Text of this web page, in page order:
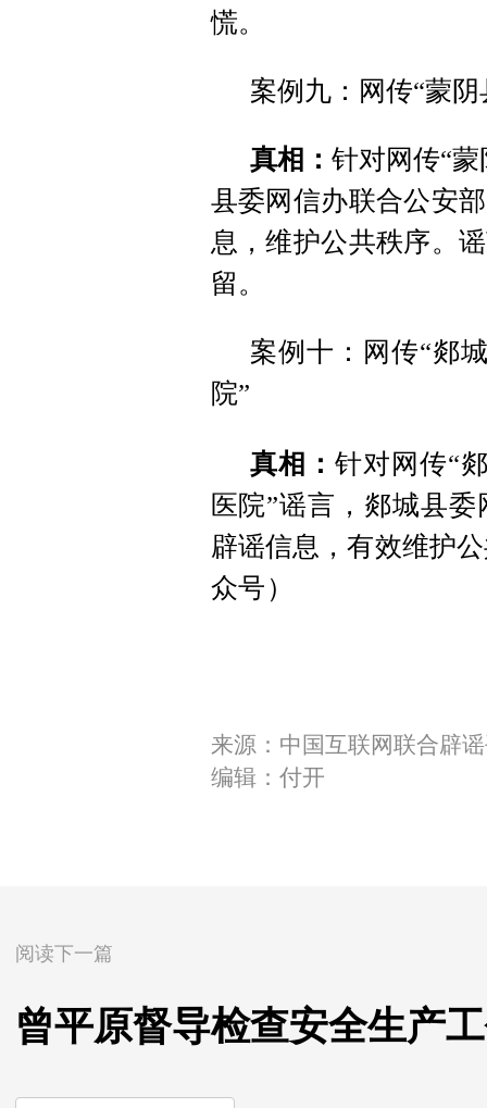
慌。
案例九：网传“蒙
真相： 针对网传“
县委网信办联合公安
息，维护公共秩序。
留。
案例十：网传“郯
院”
真相： 针对网传“
医院”谣言，郯城县
辟谣信息，有效维护
众号）
来源：中国互联网联合辟
编辑：付开
阅读下一篇
曾平原督导检查安全生产